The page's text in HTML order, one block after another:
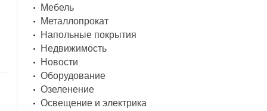
Мебель
Металлопрокат
Напольные покрытия
Недвижимость
Новости
Оборудование
Озеленение
Освещение и электрика